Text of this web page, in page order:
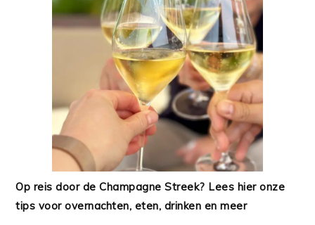
Op reis door de Champagne Streek? Lees hier onze
tips voor overnachten, eten, drinken en meer